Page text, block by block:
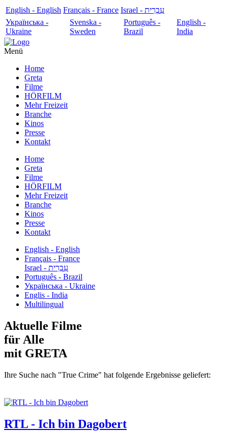
English - English Français - France
עִבְרִית - Israel
Українська -
Ukraine
Svenska -
Sweden
Português -
Brazil
English -
India
Menü
Home
Greta
Filme
HÖRFILM
Mehr Freizeit
Branche
Kinos
Presse
Kontakt
Home
Greta
Filme
HÖRFILM
Mehr Freizeit
Branche
Kinos
Presse
Kontakt
English - English
Français - France
עִבְרִית - Israel
Português - Brazil
Українська - Ukraine
Englis - India
Multilingual
Aktuelle Filme
für Alle
mit GRETA
Ihre Suche nach "True Crime" hat folgende Ergebnisse geliefert:
RTL - Ich bin Dagobert